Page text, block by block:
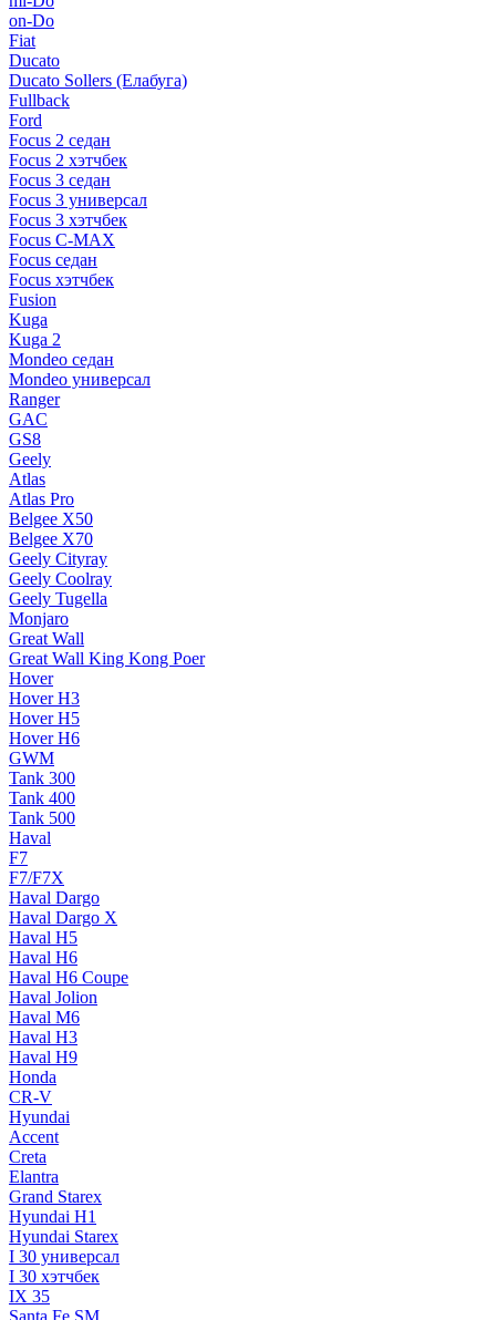
on-Do
Fiat
Ducato
Ducato Sollers (Елабуга)
Fullback
Ford
Focus 2 седан
Focus 2 хэтчбек
Focus 3 седан
Focus 3 универсал
Focus 3 хэтчбек
Focus C-MAX
Focus седан
Focus хэтчбек
Fusion
Kuga
Kuga 2
Mondeo седан
Mondeo универсал
Ranger
GAC
GS8
Geely
Atlas
Atlas Pro
Belgee X50
Belgee X70
Geely Cityray
Geely Coolray
Geely Tugella
Monjaro
Great Wall
Great Wall King Kong Poer
Hover
Hover H3
Hover H5
Hover H6
GWM
Tank 300
Tank 400
Tank 500
Haval
F7
F7/F7X
Haval Dargo
Haval Dargo Х
Haval H5
Haval H6
Haval H6 Coupe
Haval Jolion
Haval M6
Haval Н3
Haval Н9
Honda
CR-V
Hyundai
Accent
Creta
Elantra
Grand Starex
Hyundai H1
Hyundai Starex
I 30 универсал
I 30 хэтчбек
IX 35
Santa Fe SM